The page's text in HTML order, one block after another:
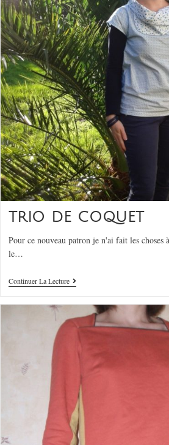
TRIO DE COQUET
Pour ce nouveau patron je n'ai fait les choses
le…
Continuer La Lecture